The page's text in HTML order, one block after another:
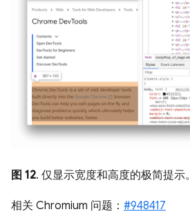
图 12. 仅显示宽度和高度的极简提示。
相关 Chromium 问题： #948417